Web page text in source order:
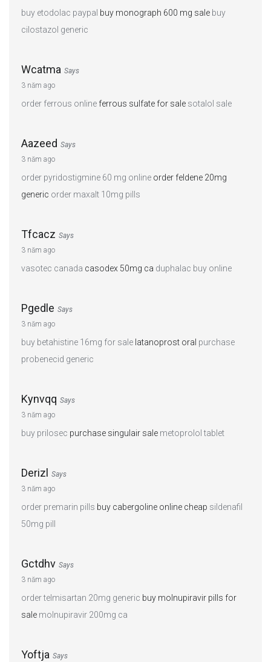
buy etodolac paypal buy monograph 600 mg sale buy
cilostazol generic
Wcatma Says
3 năm ago
order ferrous online ferrous sulfate for sale sotalol sale
Aazeed Says
3 năm ago
order pyridostigmine 60 mg online order feldene 20mg
generic order maxalt 10mg pills
Tfcacz Says
3 năm ago
vasotec canada casodex 50mg ca duphalac buy online
Pgedle Says
3 năm ago
buy betahistine 16mg for sale latanoprost oral purchase
probenecid generic
Kynvqq Says
3 năm ago
buy prilosec purchase singulair sale metoprolol tablet
Derizl
Says
3 năm ago
order premarin pills buy cabergoline online cheap sildenafil
50mg pill
Gctdhv Says
3 năm ago
order telmisartan 20mg generic buy molnupiravir pills for
sale molnupiravir 200mg ca
Yoftja Says